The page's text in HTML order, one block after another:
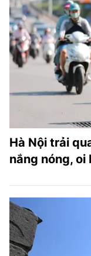
Hà Nội trải
nắng nóng, oi